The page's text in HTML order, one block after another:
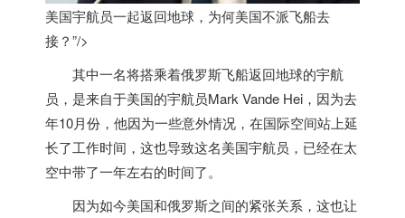
美国宇航员一起返回地球，为何美国不派飞船去
接？”/>
其中一名将搭乘着俄罗斯飞船返回地球的宇航
员，是来自于美国的宇航员Mark Vande Hei，因为去
年10月份，他因为一些意外情况，在国际空间站上延
长了工作时间，这也导致这名美国宇航员，已经在太
空中带了一年左右的时间了。
因为如今美国和俄罗斯之间的紧张关系，这也让